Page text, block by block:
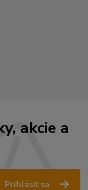
akcie a
Prihlásiť sa